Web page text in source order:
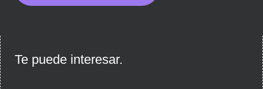
Te puede interesar.